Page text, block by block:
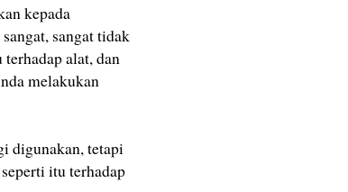
kepada
sangat tidak
alat, dan
melakukan
digunakan, tetapi
itu terhadap